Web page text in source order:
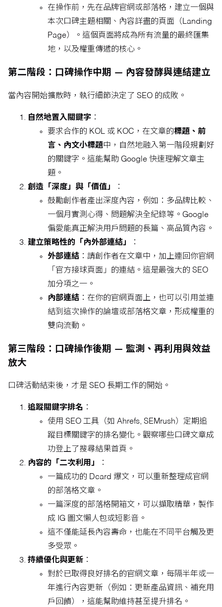
在操作前，先在品牌官網或部落格，建立一個與
本次口碑主題相關、內容詳盡的頁面（Landing
Page）。這個頁面將成為所有流量的最終匯集
地，以及權重傳遞的核心。
第二階段：口碑操作中期 — 內容發酵與連結建立
當內容開始擴散時，執行細節決定了 SEO 的成敗。
自然地置入關鍵字 ：
要求合作的 KOL 或 KOC，在文章的標題、前
言、內文小標題中，自然地融入第一階段規劃好
的關鍵字。這能幫助 Google 快速理解文章主
題。
創造「深度」與「價值」
：
鼓勵創作者產出深度內容，例如：多品牌比較、
一個月實測心得、問題解決全紀錄等。Google
偏愛能真正解決用戶問題的長篇、高品質內容。
建立策略性的「內外部連結」
：
外部連結 ：請創作者在文章中，加上連回你官網
「官方接球頁面」的連結。這是最強大的 SEO
加分項之一。
內部連結 ：在你的官網頁面上，也可以引用並連
結到這次操作的論壇或部落格文章，形成權重的
雙向流動。
第三階段：口碑操作後期 — 監測、再利用與效益
放大
口碑活動結束後，才是 SEO 長期工作的開始。
追蹤關鍵字排名 ：
使用 SEO 工具（如 Ahrefs, SEMrush）定期追
蹤目標關鍵字的排名變化。觀察哪些口碑文章成
功登上了搜尋結果首頁。
內容的「二次利用」
：
一篇成功的 Dcard 爆文，可以重新整理成官網
的部落格文章。
一篇深度的部落格開箱文，可以擷取精華，製作
成 IG 圖文懶人包或短影音。
這不僅能延長內容壽命，也能在不同平台觸及更
多受眾。
持續優化與更新 ：
對於已取得良好排名的官網文章，每隔半年或一
年進行內容更新（例如：更新產品資訊、補充用
戶回饋），這能幫助維持甚至提升排名。